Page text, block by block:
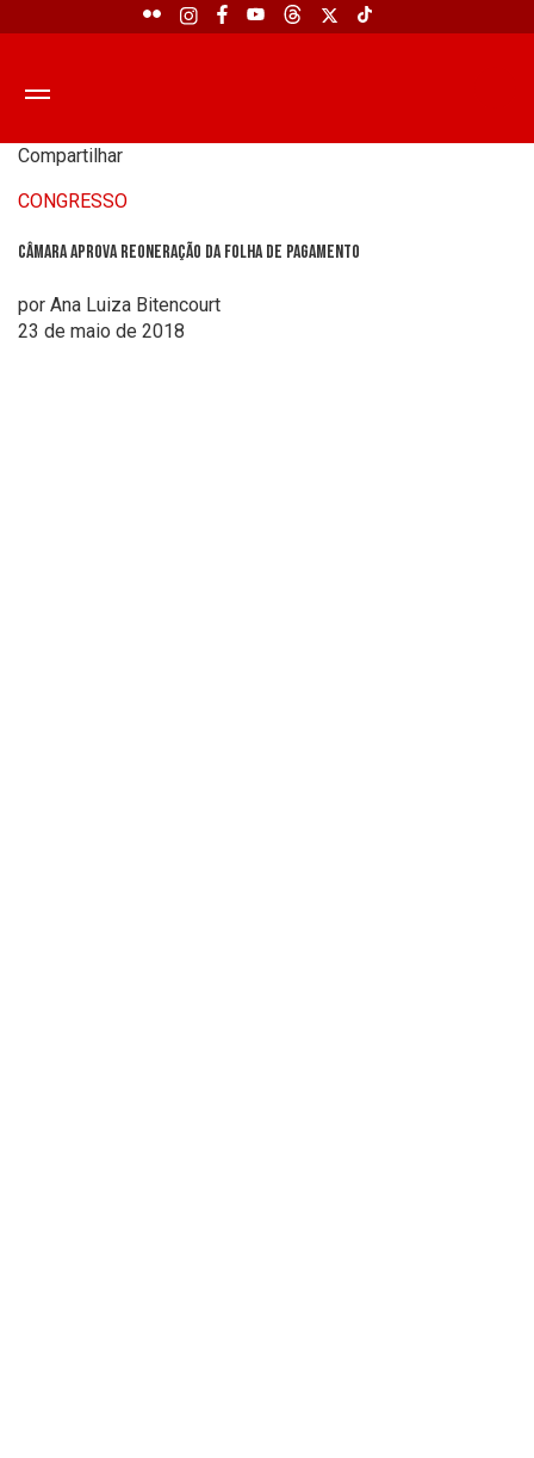
Compartilhar
CONGRESSO
Câmara aprova reoneração da folha de pagamento
por Ana Luiza Bitencourt
23 de maio de 2018